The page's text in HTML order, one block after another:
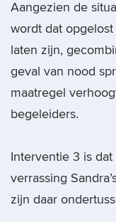
Aangezien de
wordt dat
laten zijn,
geval van nood
maatregel
begeleiders.
Interventie 3 is
verrassing
zijn daar